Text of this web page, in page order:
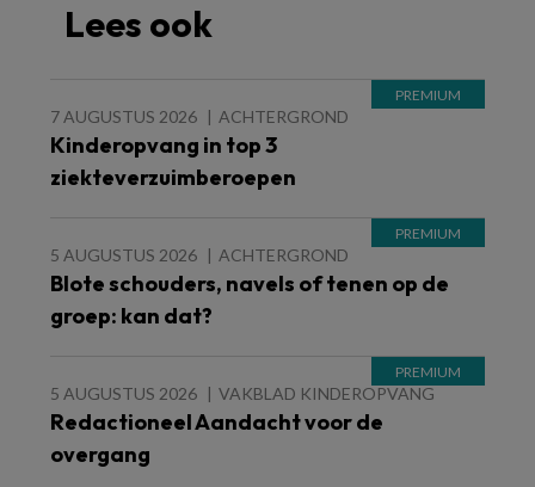
Lees ook
7 AUGUSTUS 2026 ACHTERGROND
Kinderopvang in top 3
ziekteverzuimberoepen
5 AUGUSTUS 2026 ACHTERGROND
Blote schouders, navels of tenen op de
groep: kan dat?
5 AUGUSTUS 2026 VAKBLAD KINDEROPVANG
Redactioneel Aandacht voor de
overgang